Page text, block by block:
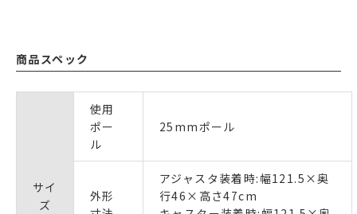
商品スペック
サイ
ズ
使用
ポー
ル
25mmポール
外形
アジャスタ装着時:幅121.5×奥
行46×高さ47cm